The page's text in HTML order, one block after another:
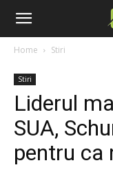
Home Stiri
Stiri
Liderul
SUA,
pentru ca